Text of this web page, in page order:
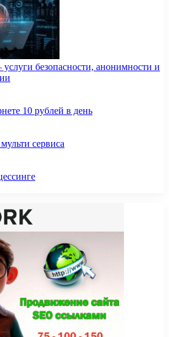
безопасности, анонимности и
10 рублей в день
сервиса